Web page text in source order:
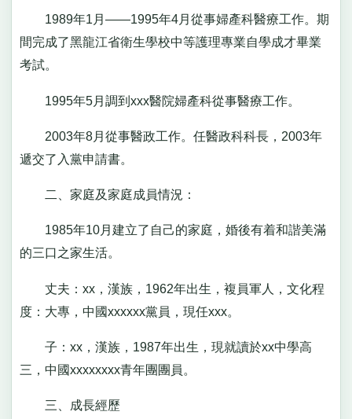
1989年1月——1995年4月從事婦產科醫療工作。期
間完成了黑龍江省衛生學校中等護理專業自學成才畢業
考試。
1995年5月調到xxx醫院婦產科從事醫療工作。
2003年8月從事醫政工作。任醫政科科長，2003年
遞交了入黨申請書。
二、家庭及家庭成員情況：
1985年10月建立了自己的家庭，婚後有着和諧美滿
的三口之家生活。
丈夫：xx，漢族，1962年出生，複員軍人，文化程
度：大專，中國xxxxxx黨員，現任xxx。
子：xx，漢族，1987年出生，現就讀於xx中學高
三，中國xxxxxxxx青年團團員。
三、成長經歷